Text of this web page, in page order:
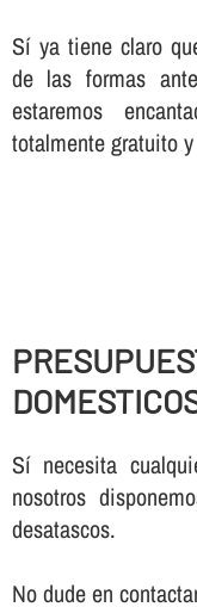
Sí ya tiene claro
de las formas
estaremos
totalmente gratuito
Sí necesita
nosotros
desatascos.
No dude en